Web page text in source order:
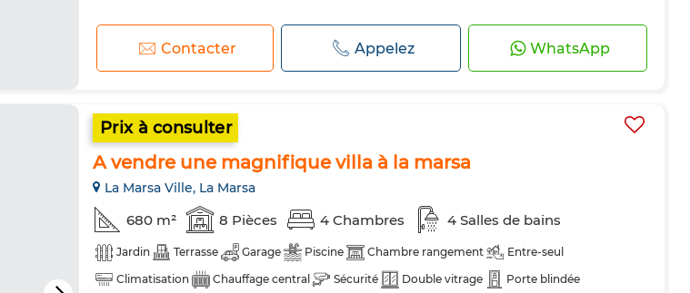
Contacter Appelez WhatsApp
Prix à consulter
A vendre une magnifique villa à la marsa
La Marsa Ville, La Marsa
680 m² 8 Pièces 4 Chambres 4 Salles de bains
Jardin Terrasse Garage Piscine Chambre rangement
Entre-seul
Climatisation
Chauffage central Sécurité Double vitrage
Porte blindée